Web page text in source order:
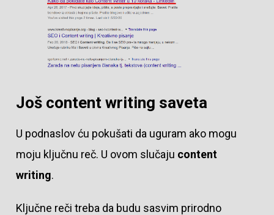
Još content writing saveta
U podnaslov ću pokušati da uguram ako mogu
moju ključnu reč. U ovom slučaju content
writing.
Ključne reči treba da budu sasvim prirodno